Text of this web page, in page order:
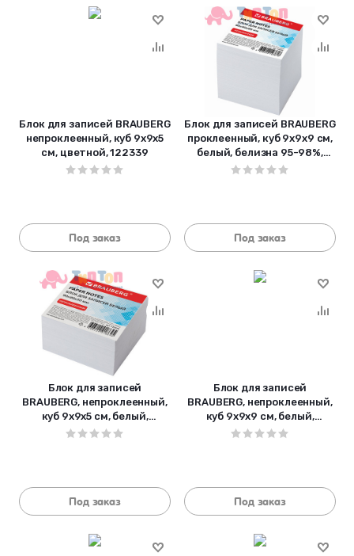
Блок для записей BRAUBERG
непроклеенный, куб 9х9х5
см, цветной, 122339
Под заказ
Блок для записей BRAUBERG
проклеенный, куб 9х9х9 см,
белый, белизна 95-98%,
129203
Под заказ
Блок для записей
BRAUBERG, непроклеенный,
куб 9х9х5 см, белый,
белизна 95-98%, 122338
Под заказ
Блок для записей
BRAUBERG, непроклеенный,
куб 9х9х9 см, белый,
белизна 95-98%, 122340
Под заказ